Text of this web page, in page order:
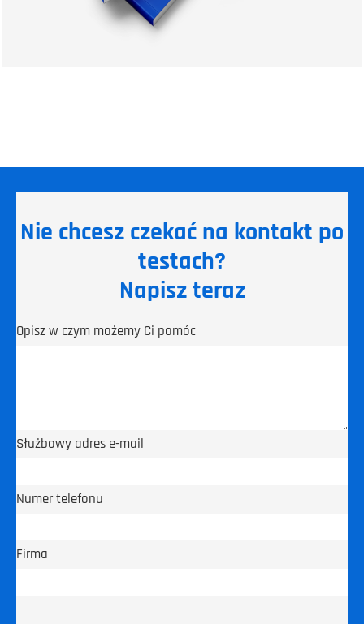
Nie chcesz czekać na kontakt po
testach?
Napisz teraz
Opisz w czym możemy Ci pomóc
Służbowy adres e-mail
Numer telefonu
Firma